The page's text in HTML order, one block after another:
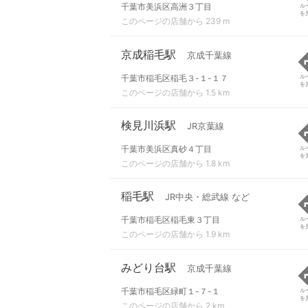
千葉市美浜区高洲３丁目
このページの店舗から 239 m
ル
を
京成稲毛駅 京成千葉線
千葉市稲毛区稲毛３-１-１７
このページの店舗から 1.5 km
ル
を
検見川浜駅 JR京葉線
千葉市美浜区真砂４丁目
このページの店舗から 1.8 km
ル
を
稲毛駅 JR中央・総武線 など
千葉市稲毛区稲毛東３丁目
このページの店舗から 1.9 km
ル
を
みどり台駅 京成千葉線
千葉市稲毛区緑町１-７-１
このページの店舗から 2 km
ル
を